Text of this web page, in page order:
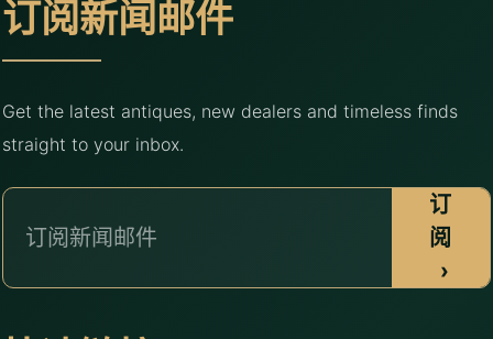
订阅新闻邮件
Get the latest antiques, new dealers and timeless finds
straight to your inbox.
订
阅
›